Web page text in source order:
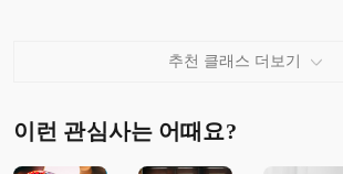
추천 클래스 더보기
이런 관심사는 어때요?